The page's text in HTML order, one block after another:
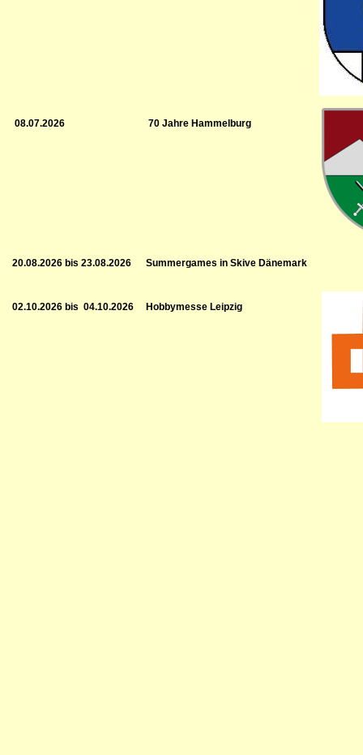
08.07.2026 70 Jahre Hammelburg
20.08.2026 bis 23.08.2026 Summergames in Skive Dänemark
02.10.2026 bis 04.10.2026 Hobbymesse Leipzig